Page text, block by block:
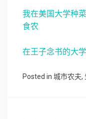
我在美国大学种
食农
在王子念书的大
Posted in 城市农夫,